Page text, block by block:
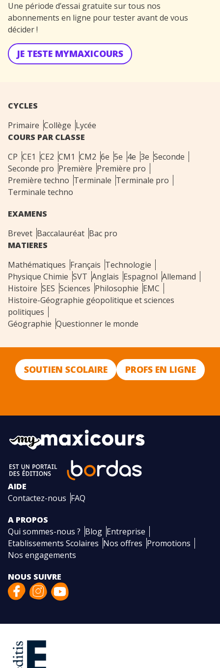
Une période d’essai gratuite sur tous nos
abonnements en ligne pour tester avant de vous
décider !
JE TESTE MYMAXICOURS
CYCLES
Primaire Collège Lycée
COURS PAR CLASSE
CP CE1 CE2 CM1 CM2 6e 5e 4e 3e Seconde
Seconde pro Première Première pro
Première techno Terminale Terminale pro
Terminale techno
EXAMENS
Brevet Baccalauréat Bac pro
MATIERES
Mathématiques Français Technologie
Physique Chimie SVT Anglais Espagnol Allemand
Histoire SES Sciences Philosophie EMC
Histoire-Géographie géopolitique et sciences
politiques
Géographie Questionner le monde
SOUTIEN SCOLAIRE PROFS EN LIGNE
AIDE
Contactez-nous FAQ
A PROPOS
Qui sommes-nous ? Blog Entreprise
Etablissements Scolaires Nos offres Promotions
Nos engagements
NOUS SUIVRE